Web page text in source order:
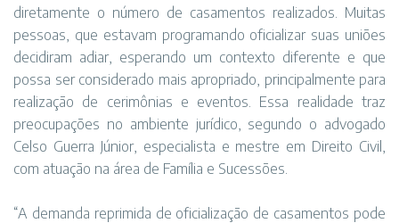
diretamente o número de casamentos realizados. Muitas
pessoas, que estavam programando oficializar suas uniões
decidiram adiar, esperando um contexto diferente e que
possa ser considerado mais apropriado, principalmente para
realização de cerimônias e eventos. Essa realidade traz
preocupações no ambiente jurídico, segundo o advogado
Celso Guerra Júnior, especialista e mestre em Direito Civil,
com atuação na área de Família e Sucessões.
“A demanda reprimida de oficialização de casamentos pode